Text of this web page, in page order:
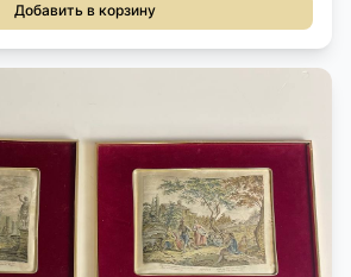
Добавить в корзину